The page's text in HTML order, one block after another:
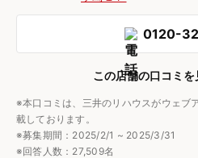
0120-
この店舗の口コミを
※本口コミは、三井のリハウスがウェブ
載しております。
※募集期間：2025/2/1 ~ 2025/3/31
※回答人数：27,509名